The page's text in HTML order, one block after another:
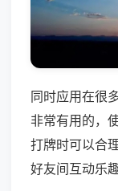
同时应用在很
非常有用的，
打牌时可以合
好友间互动乐趣